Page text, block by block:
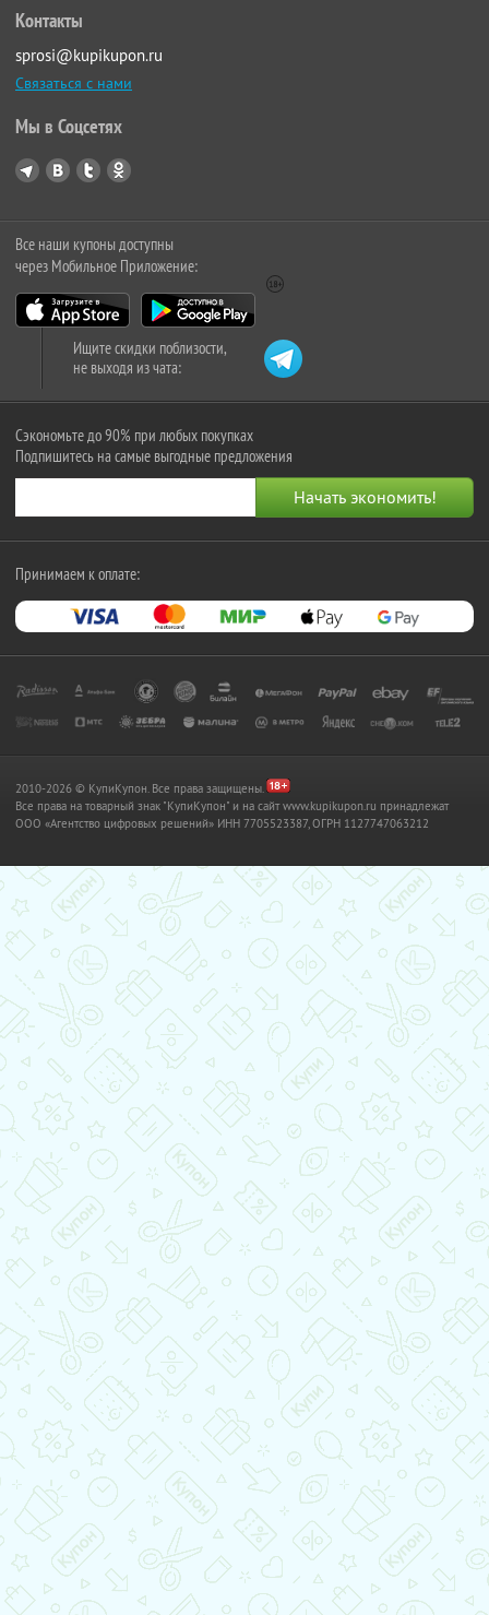
Контакты
sprosi@kupikupon.ru
Связаться с нами
Мы в Соцсетях
Все наши купоны доступны
через Мобильное Приложение:
Ищите скидки поблизости,
не выходя из чата:
Сэкономьте до 90% при любых покупках
Подпишитесь на самые выгодные предложения
Принимаем к оплате:
2010-2026 © КупиКупон. Все права защищены.
Все права на товарный знак "КупиКупон" и на сайт www.kupikupon.ru принадлежат
OOO «Агентство цифровых решений» ИНН 7705523387, ОГРН 1127747063212